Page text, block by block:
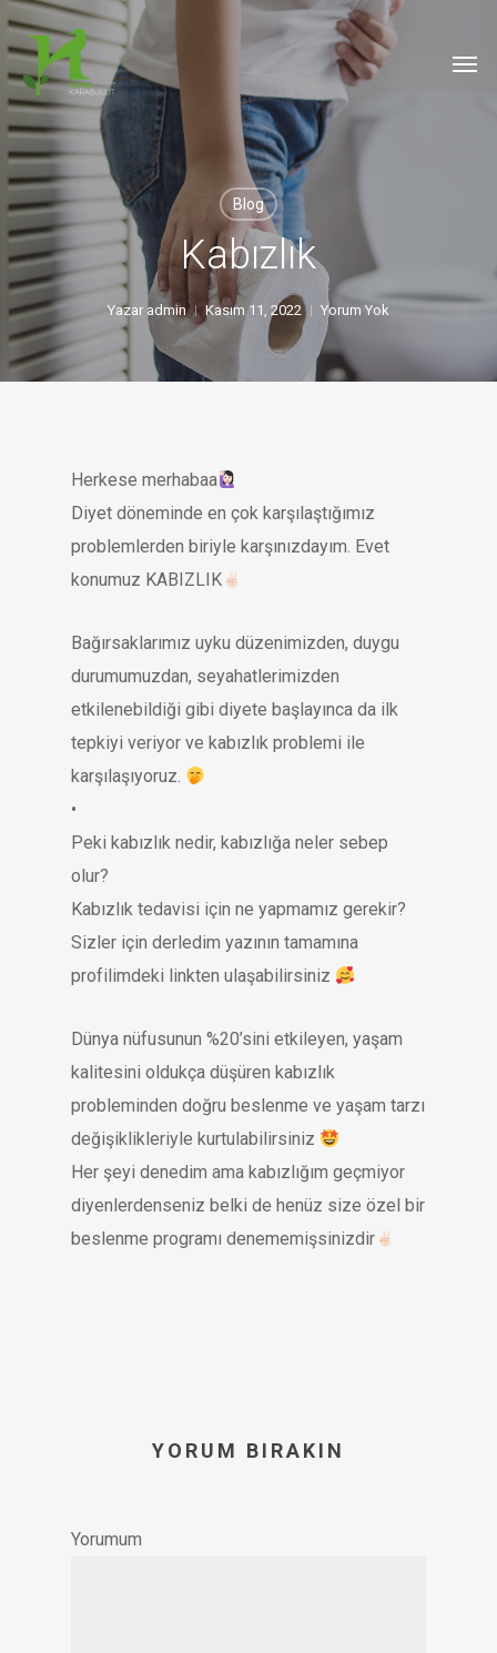
Skip
to
main
content
Blog
Kabızlık
Yazar admin Kasım 11, 2022 Yorum Yok
Herkese merhabaa
Diyet döneminde en çok karşılaştığımız
problemlerden biriyle karşınızdayım. Evet
konumuz KABIZLIK
Bağırsaklarımız uyku düzenimizden, duygu
durumumuzdan, seyahatlerimizden
etkilenebildiği gibi diyete başlayınca da ilk
tepkiyi veriyor ve kabızlık problemi ile
karşılaşıyoruz.
•
Peki kabızlık nedir, kabızlığa neler sebep
olur?
Kabızlık tedavisi için ne yapmamız gerekir?
Sizler için derledim yazının tamamına
profilimdeki linkten ulaşabilirsiniz
Dünya nüfusunun %20’sini etkileyen, yaşam
kalitesini oldukça düşüren kabızlık
probleminden doğru beslenme ve yaşam tarzı
değişiklikleriyle kurtulabilirsiniz
Her şeyi denedim ama kabızlığım geçmiyor
diyenlerdenseniz belki de henüz size özel bir
beslenme programı denememişsinizdir
YORUM BIRAKIN
Yorumum